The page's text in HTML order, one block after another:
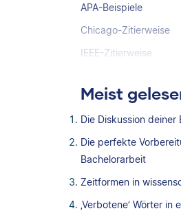
APA-Beispiele
Chicago-Zitierweise
IEEE-Zitierweise
Meist
Die Diskussion
Die perfekte
Bachelorarbeit
Zeitformen in
‚Verbotene‘ Wörter